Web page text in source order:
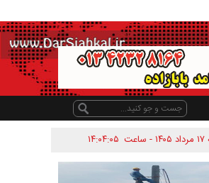
۱۴:۰۴:۰۵